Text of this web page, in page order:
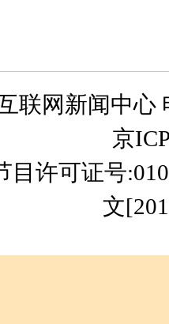
联网新闻中心
京
目许可证号
文